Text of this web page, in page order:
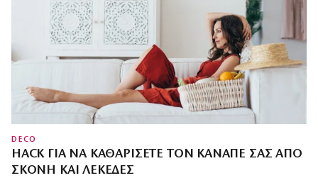
DECO
HACK ΓΙΑ ΝΑ ΚΑΘΑΡΊΣΕΤΕ ΤΟΝ ΚΑΝΑΠΈ ΣΑΣ ΑΠΌ
ΣΚΌΝΗ ΚΑΙ ΛΕΚΈΔΕΣ